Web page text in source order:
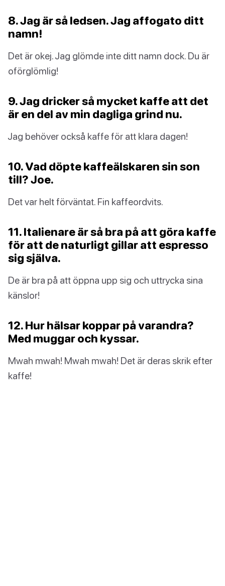
8. Jag är så ledsen. Jag affogato ditt
namn!
Det är okej. Jag glömde inte ditt namn dock. Du är
oförglömlig!
9. Jag dricker så mycket kaffe att det
är en del av min dagliga grind nu.
Jag behöver också kaffe för att klara dagen!
10. Vad döpte kaffeälskaren sin son
till? Joe.
Det var helt förväntat. Fin kaffeordvits.
11. Italienare är så bra på att göra kaffe
för att de naturligt gillar att espresso
sig själva.
De är bra på att öppna upp sig och uttrycka sina
känslor!
12. Hur hälsar koppar på varandra?
Med muggar och kyssar.
Mwah mwah! Mwah mwah! Det är deras skrik efter
kaffe!